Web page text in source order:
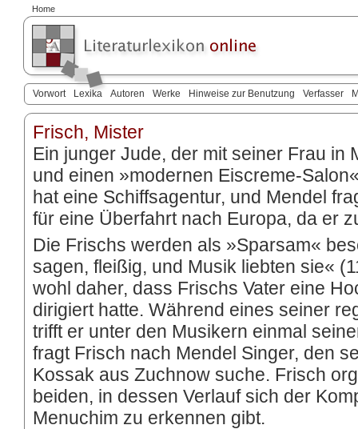
Home
Vorwort Lexika Autoren Werke Hinweise zur Benutzung Verfasser
Frisch, Mister
Ein junger Jude, der mit seiner Frau in
und einen »modernen Eiscreme-
hat eine Schiffsagentur, und Mendel
für eine Überfahrt nach Europa, da er
Die Frischs werden als »Sparsam«
sagen, fleißig, und Musik liebten sie«
wohl daher, dass Frischs Vater eine
dirigiert hatte. Während eines seiner
trifft er unter den Musikern einmal
fragt Frisch nach Mendel Singer, den
Kossak aus Zuchnow suche. Frisch
beiden, in dessen Verlauf sich der
Menuchim zu erkennen gibt.